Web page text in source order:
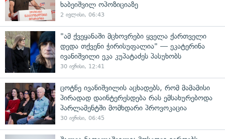
ხაბეიშვილ ოპოზიციაზე
2 ივლისი, 06:43
"ამ ქვეყანაში მცხოვრები ყველა ქართველი
დედა თქვენი ჭირისუფალია" — ეკატერინა
ივანიშვილი ეკა კუპატაძეს პასუხობს
30 ივნისი, 12:41
ცოტნე ივანიშვილის აცხადებს, რომ მამამისი
პირადად დაინტერესდება რას ემსახურებოდა
პარლამენტში მომხდარი პროვოკაცია
30 ივნისი, 06:45